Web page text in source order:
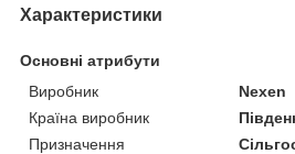
Характеристики
Основні атрибути
Виробник
Nexen
Країна виробник
Призначення